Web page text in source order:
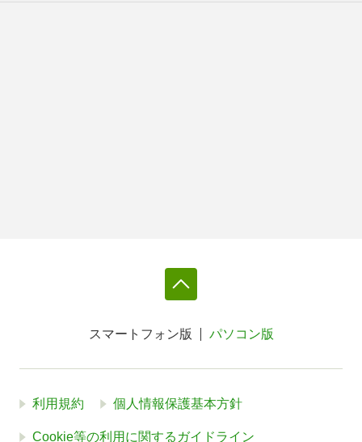
スマートフォン版 パソコン版
利用規約 個人情報保護基本方針
Cookie等の利用に関するガイドライン